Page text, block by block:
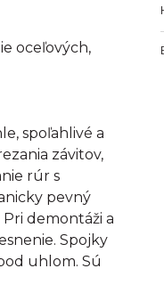
oceľových,
spoľahlivé a
závitov,
rúr s
pevný
demontáži a
Spojky
uhlom. Sú